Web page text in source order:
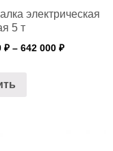
электрическая
5 т
₽– 642 000 ₽